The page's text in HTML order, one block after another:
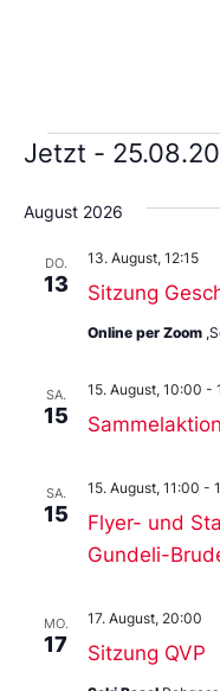
Jetzt -
Sie
das
aus.
August 2026
DO.
13 Sitzung
13. August, 12:15
Online per Zoom
SA.
15
15. August, 10:00 -
SA.
15
Flyer- und
Gundeli-
15. August, 11:00 -
MO.
17 Sitzung QVP
17. August, 20:00